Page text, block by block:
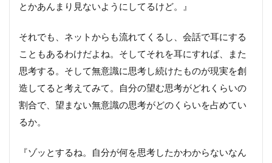
とかあんまり見ないようにしてるけど。』
それでも、ネットからも流れてくるし、会話で耳にする
こともあるわけだよね。そしてそれを耳にすれば、また
思考する。そして無意識に思考し続けたものが現実を創
造してると考えてみて。自分の望む思考がどれくらいの
割合で、望まない無意識の思考がどのくらいを占めてい
るか。
『ゾッとするね。自分が何を思考したかわからないなん